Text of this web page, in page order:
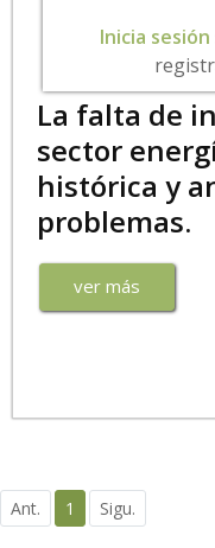
Inicia sesión
La falta de
sector
histórica y
problemas.
ver más
Ant. 1 Sigu.